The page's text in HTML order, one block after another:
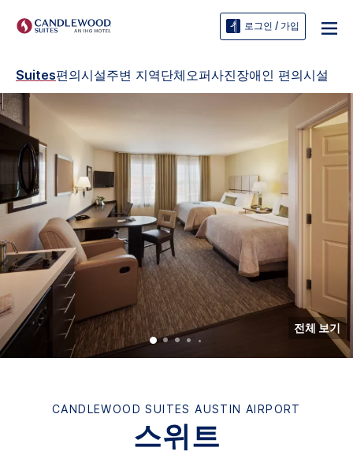
로그인 / 가입
Suites편의시설주변 지역단체오퍼사진장애인 편의시설
전체 보기
CANDLEWOOD SUITES AUSTIN AIRPORT
스위트